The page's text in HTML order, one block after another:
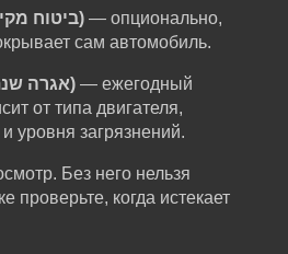
Битуах макиф (ביטוח מקיף)— опционально,
сам автомобиль.
Агра шнатит (אגרה שנתית)— ежегодный
от типа двигателя,
уровня загрязнений.
Без него нельзя
проверьте, когда истекает